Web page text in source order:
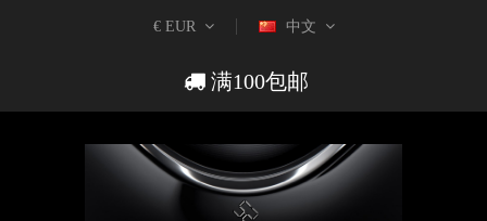
€ EUR 中文
满100包邮